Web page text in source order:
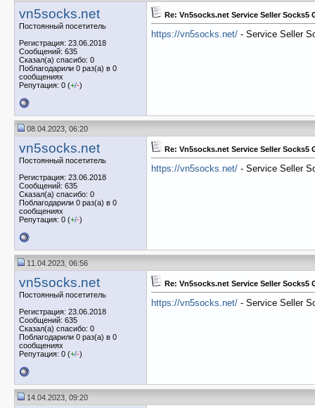
vn5socks.net
Постоянный посетитель
Регистрация: 23.06.2018
Сообщений: 635
Сказал(а) спасибо: 0
Поблагодарили 0 раз(а) в 0
сообщениях
Репутация: 0 (+/-)
Re: Vn5socks.net Service Seller Socks5
https://vn5socks.net/ - Service Seller
08.04.2023, 06:20
vn5socks.net
Постоянный посетитель
Регистрация: 23.06.2018
Сообщений: 635
Сказал(а) спасибо: 0
Поблагодарили 0 раз(а) в 0
сообщениях
Репутация: 0 (+/-)
Re: Vn5socks.net Service Seller Socks5
https://vn5socks.net/ - Service Seller
11.04.2023, 06:56
vn5socks.net
Постоянный посетитель
Регистрация: 23.06.2018
Сообщений: 635
Сказал(а) спасибо: 0
Поблагодарили 0 раз(а) в 0
сообщениях
Репутация: 0 (+/-)
Re: Vn5socks.net Service Seller Socks5
https://vn5socks.net/ - Service Seller
14.04.2023, 09:20